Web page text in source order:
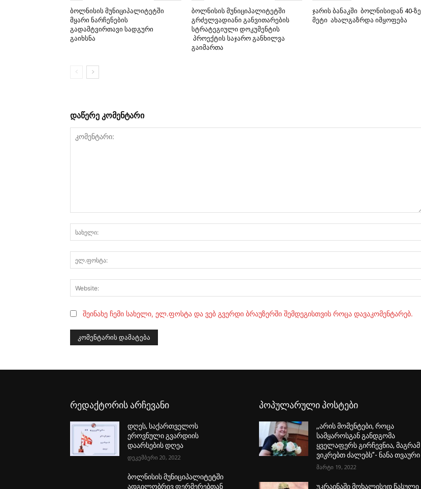
ბოლნისის მუნიციპალიტეტში
მყარი ნარჩენების
გადამტვირთავი სადგური
გაიხსნა
ბოლნისის მუნიციპალიტეტში
გრძელვადიანი განვითარების
სტრატეგიული დოკუმენტის
პროექტის საჯარო განხილვა
გაიმართა
ჯარის ბანაკში ბოლნისიდან 40-ზე
მეტი ახალგაზრდა იმყოფება
დაწერე კომენტარი
შეინახე ჩემი სახელი, ელ.ფოსტა და ვებ გვერდი ბრაუზერში შემდეგისთვის როცა დავაკომენტარებ.
რედაქტორის არჩევანი
დღეს, საქართველოს
ეროვნული გვარდიის
დაარსების დღეა
დეკემბერი 20, 2022
ბოლნისის მუნიციპალიტეტში
ადგილობრივ ფერმერებთან
პოპულარული პოსტები
,,არის მომენტები, როცა
სამყაროსგან განდგომა
ყველაფერს გირჩევნია, მაგრამ
ვიკრებთ ძალებს”- ნანა თვაური
მარტი 19, 2022
უკრაინაში მოხალისედ წასული